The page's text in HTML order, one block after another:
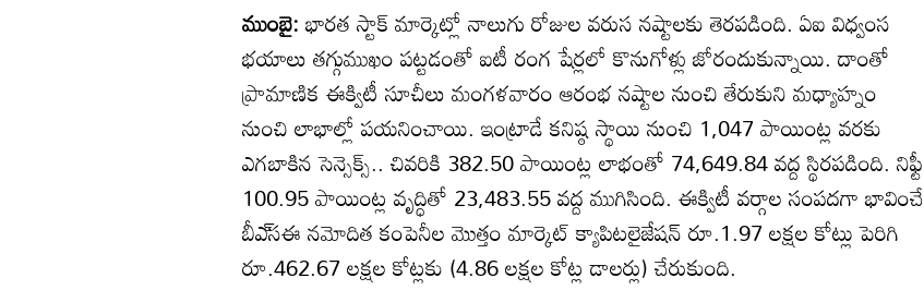
ముంబై:భారత స్టాక్‌ మార్కెట్లో నాలుగు రోజుల వరుస నష్టాలకు తెరపడింది. ఏఐ విధ్వంస
భయాలు తగ్గుముఖం పట్టడంతో ఐటీ రంగ షేర్లలో కొనుగోళ్లు జోరందుకున్నాయి. దాంతో
ప్రామాణిక ఈక్విటీ సూచీలు మంగళవారం ఆరంభ నష్టాల నుంచి తేరుకుని మధ్యాహ్నం
నుంచి లాభాల్లో పయనించాయి. ఇంట్రాడే కనిష్ఠ స్థాయి నుంచి 1,047 పాయింట్ల వరకు
ఎగబాకిన సెన్సెక్స్‌.. చివరికి 382.50 పాయింట్ల లాభంతో 74,649.84 వద్ద స్థిరపడింది. నిఫ్టీ
100.95 పాయింట్ల వృద్ధితో 23,483.55 వద్ద ముగిసింది. ఈక్విటీ వర్గాల సంపదగా భావించే
బీఎ్‌సఈ నమోదిత కంపెనీల మొత్తం మార్కెట్‌ క్యాపిటలైజేషన్‌ రూ.1.97 లక్షల కోట్లు పెరిగి
రూ.462.67 లక్షల కోట్లకు (4.86 లక్షల కోట్ల డాలర్లు) చేరుకుంది.